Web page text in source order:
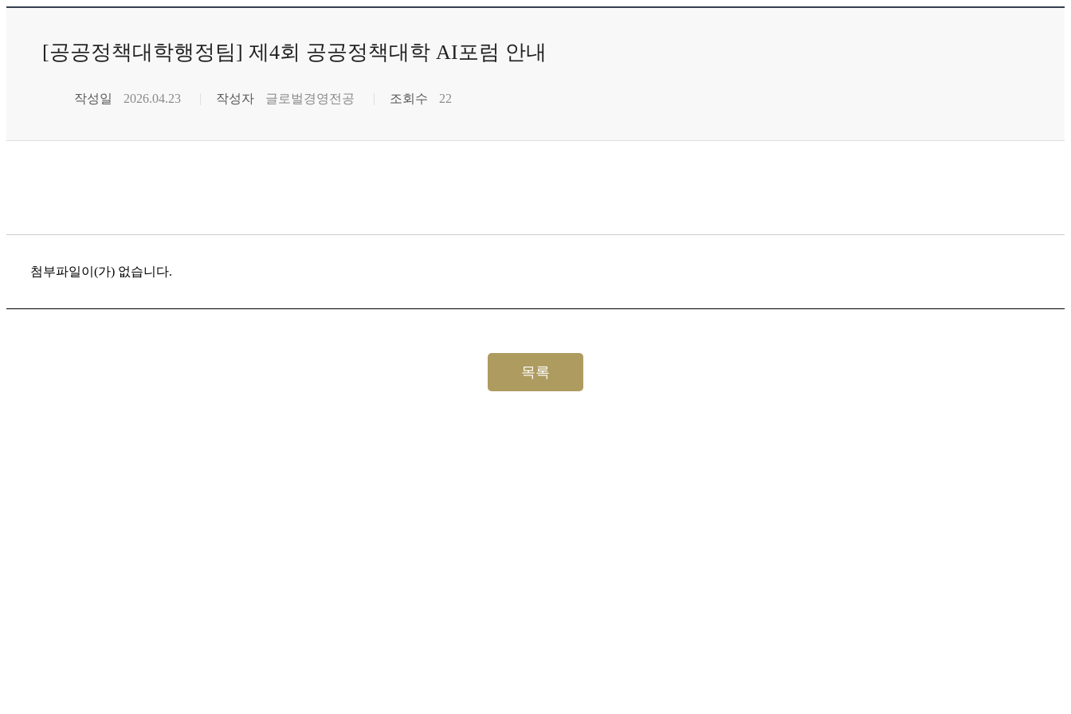
[공공정책대학행정팀] 제4회 공공정책대학 AI포럼 안내
작성일 2026.04.23 작성자 글로벌경영전공 조회수 22
첨부파일이(가) 없습니다.